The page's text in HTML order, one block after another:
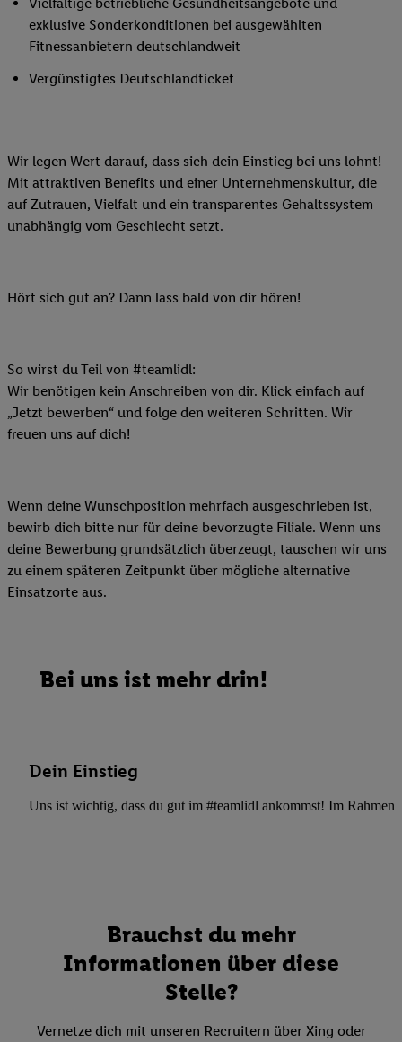
exklusive Sonderkonditionen bei ausgewählten
Fitnessanbietern deutschlandweit
Vergünstigtes Deutschlandticket
Wir legen Wert darauf, dass sich dein Einstieg bei uns lohnt!
Mit attraktiven Benefits und einer Unternehmenskultur, die
auf Zutrauen, Vielfalt und ein transparentes Gehaltssystem
unabhängig vom Geschlecht setzt.
Hört sich gut an? Dann lass bald von dir hören!
So wirst du Teil von #teamlidl:
Wir benötigen kein Anschreiben von dir. Klick einfach auf
„Jetzt bewerben“ und folge den weiteren Schritten. Wir
freuen uns auf dich!
Wenn deine Wunschposition mehrfach ausgeschrieben ist,
bewirb dich bitte nur für deine bevorzugte Filiale. Wenn uns
deine Bewerbung grundsätzlich überzeugt, tauschen wir uns
zu einem späteren Zeitpunkt über mögliche alternative
Einsatzorte aus.
Bei uns ist mehr drin!
Dein Einstieg
Uns ist wichtig, dass du gut im #teamlidl ankommst! Im Rahmen
Brauchst du mehr
Informationen über diese
Stelle?
Vernetze dich mit unseren Recruitern über Xing oder